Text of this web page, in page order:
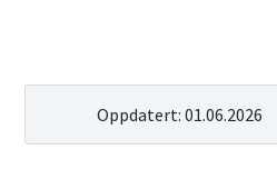
Oppdatert: 01.06.2026